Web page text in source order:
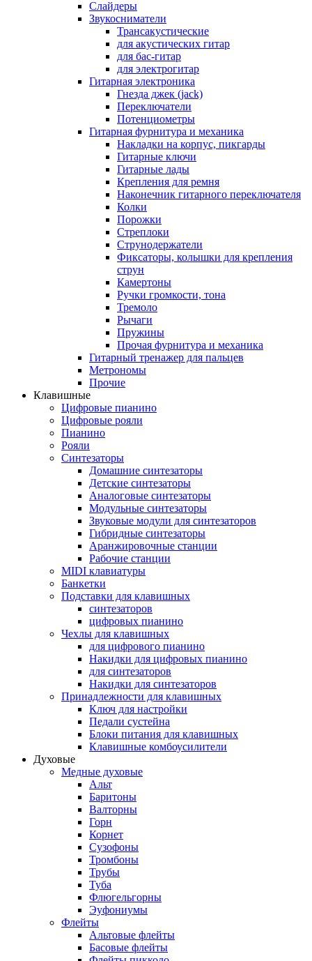
Слайдеры
Звукосниматели
Трансакустические
для акустических гитар
для бас-гитар
для электрогитар
Гитарная электроника
Гнезда джек (jack)
Переключатели
Потенциометры
Гитарная фурнитура и механика
Накладки на корпус, пикгарды
Гитарные ключи
Гитарные лады
Крепления для ремня
Наконечник гитарного переключателя
Колки
Порожки
Стреплоки
Струнодержатели
Фиксаторы, колышки для крепления
струн
Камертоны
Ручки громкости, тона
Тремоло
Рычаги
Пружины
Прочая фурнитура и механика
Гитарный тренажер для пальцев
Метрономы
Прочие
Клавишные
Цифровые пианино
Цифровые рояли
Пианино
Рояли
Синтезаторы
Домашние синтезаторы
Детские синтезаторы
Аналоговые синтезаторы
Модульные синтезаторы
Звуковые модули для синтезаторов
Гибридные синтезаторы
Аранжировочные станции
Рабочие станции
MIDI клавиатуры
Банкетки
Подставки для клавишных
синтезаторов
цифровых пианино
Чехлы для клавишных
для цифрового пианино
Накидки для цифровых пианино
для синтезаторов
Накидки для синтезаторов
Принадлежности для клавишных
Ключ для настройки
Педали сустейна
Блоки питания для клавишных
Клавишные комбоусилители
Духовые
Медные духовые
Альт
Баритоны
Валторны
Горн
Корнет
Сузофоны
Тромбоны
Трубы
Туба
Флюгельгорны
Эуфониумы
Флейты
Альтовые флейты
Басовые флейты